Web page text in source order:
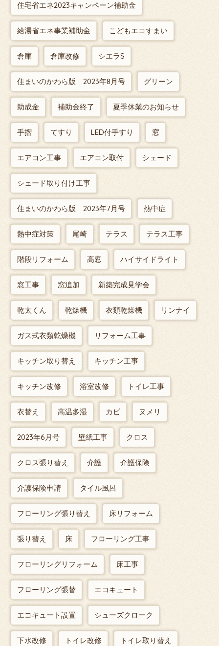
住宅省エネ2023キャンペーン補助金
給湯省エネ事業補助金 こどもエコすまい
倉庫 倉庫改修 シエラS
住まいのかわら版 2023年8月号 グリーン
助成金 補助金終了 夏季休業のお知らせ
手摺 てすり LED付手すり 窓
エアコン工事 エアコン取付 シェード
シェード取り付け工事
住まいのかわら版 2023年7月号 熱中症
熱中症対策 尾崎 テラス テラス工事
階段リフォーム 高窓 ハイサイドライト
窓工事 窓追加 新築完成見学会
乾太くん 乾燥機 衣類乾燥機 リンナイ
ガス式衣類乾燥機 リフォーム工事
キッチン取り替え キッチン工事
キッチン改修 浴室改修 トイレ工事
衣替え 高温多湿 カビ ヌメリ
2023年6月号 壁紙工事 クロス
クロス張り替え 介護 介護保険
介護保険申請 タイル風呂
フローリング張り替え 床リフォーム
張り替え 床 フローリング工事
フローリングリフォーム 床工事
フローリング張替 エコキュート
エコキュート設置 シューズクローク
下水改修 トイレ改修 トイレ取り替え